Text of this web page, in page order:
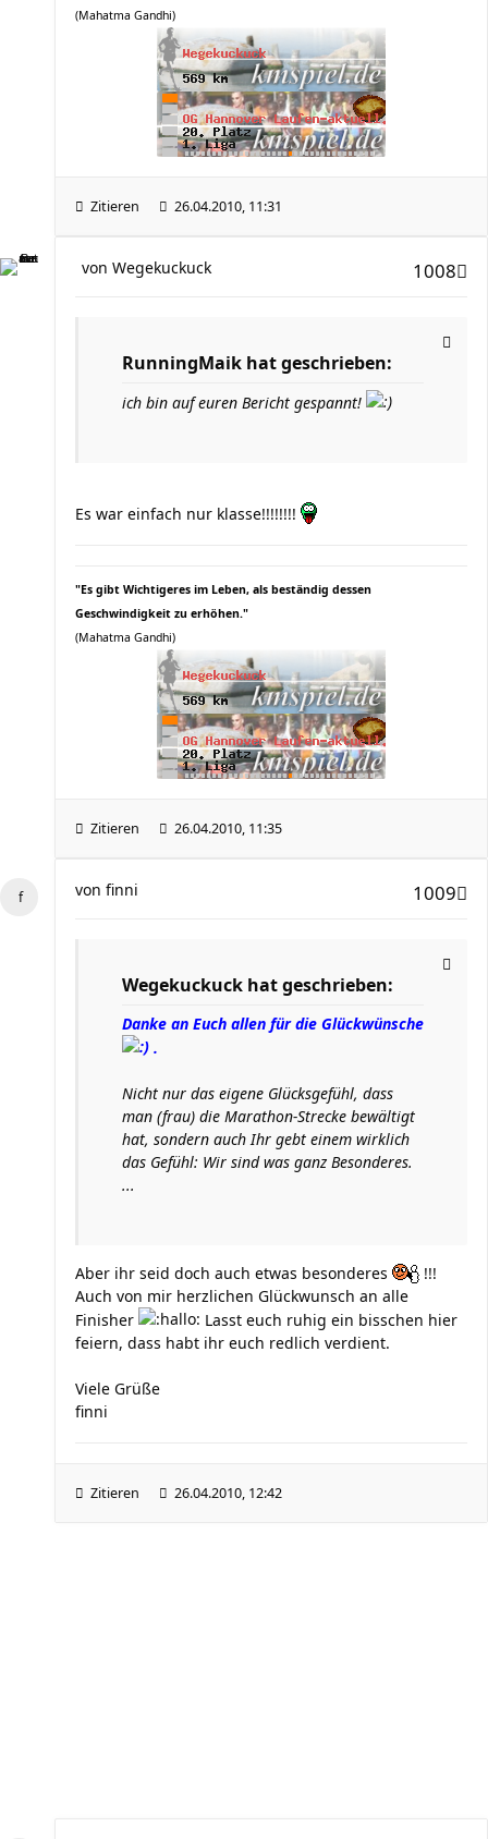
(Mahatma Gandhi)
Zitieren 26.04.2010, 11:31
1008
von Wegekuckuck
RunningMaik hat geschrieben:
ich bin auf euren Bericht gespannt!
Es war einfach nur klasse!!!!!!!!
"Es gibt Wichtigeres im Leben, als beständig dessen
Geschwindigkeit zu erhöhen."
(Mahatma Gandhi)
Zitieren 26.04.2010, 11:35
1009
von finni
Wegekuckuck hat geschrieben:
Danke an Euch allen für die Glückwünsche
.
Nicht nur das eigene Glücksgefühl, dass
man (frau) die Marathon-Strecke bewältigt
hat, sondern auch Ihr gebt einem wirklich
das Gefühl: Wir sind was ganz Besonderes.
...
Aber ihr seid doch auch etwas besonderes
!!!
Auch von mir herzlichen Glückwunsch an alle
Finisher
Lasst euch ruhig ein bisschen hier
feiern, dass habt ihr euch redlich verdient.
Viele Grüße
finni
Zitieren 26.04.2010, 12:42